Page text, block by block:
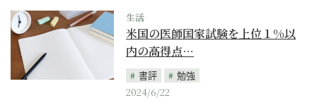
生活
米国の医師国家試験を上位１%以
内の高得点…
書評
勉強
2024/6/22